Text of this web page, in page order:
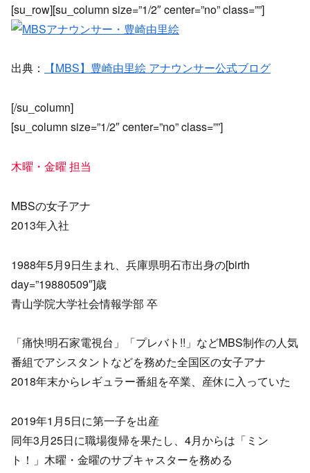
[su_row][su_column size=”1/2″ center=”no” class=””]
出典： 【MBS】豊崎由里絵 アナウンサー公式ブログ
[/su_column]
[su_column size=”1/2″ center=”no” class=””]
木曜・金曜 担当
MBSの女子アナ
2013年入社
1988年5月9日生まれ、兵庫県明石市出身の[birth
day=”19880509″]歳
青山学院大学社会情報学部 卒
「痛快!明石家電視台」「プレバト!!」などMBS制作の人気
番組でアシスタントなどを務めた全国区の女子アナ
2018年末からレギュラー番組を卒業、産休に入っていた
2019年1月5日に第一子を出産
同年3月25日に職場復帰を果たし、4月からは「ミン
ト！」木曜・金曜のサブキャスターを務める